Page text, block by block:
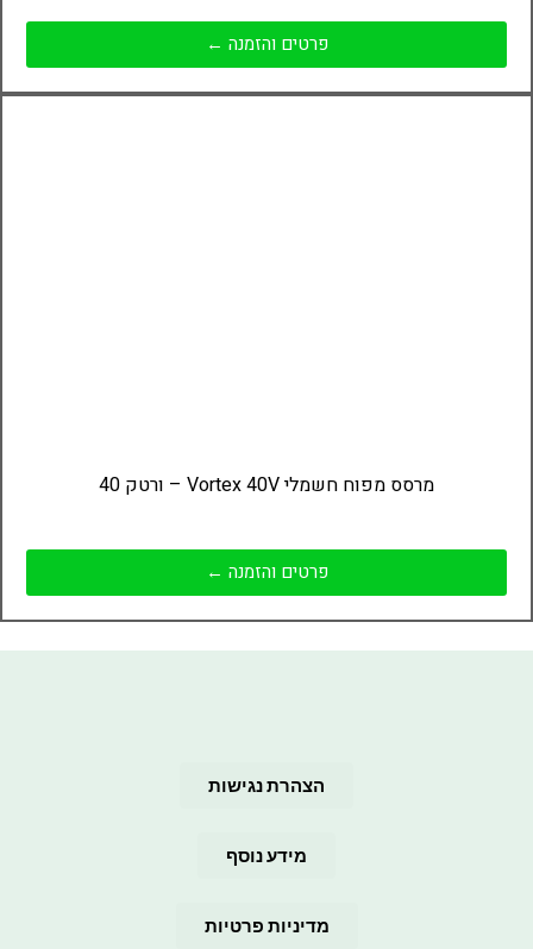
פרטים והזמנה ←
מרסס מפוח חשמלי Vortex 40V – ורטק 40
פרטים והזמנה ←
הצהרת נגישות
מידע נוסף
מדיניות פרטיות